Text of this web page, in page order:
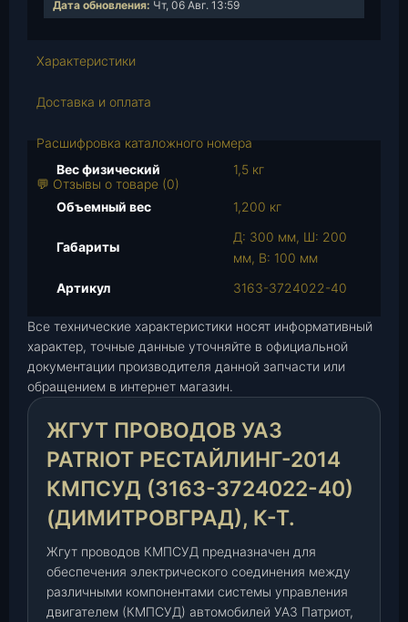
с
в
т
в
р
р
о
в
о
о
в
У
З
P
T
R
Дата обновления: Чт, 06 Авг. 13:59
Характеристики
Доставка и оплата
Расшифровка каталожного номера
💬 Отзывы о товаре (0)
Вес физический 1,5 кг
Объемный вес 1,200 кг
Габариты
Д: 300 мм, Ш: 200
мм, В: 100 мм
Артикул
3163-3724022-40
Все технические характеристики носят информативный
характер, точные данные уточняйте в официальной
документации производителя данной запчасти или
обращением в интернет магазин.
ЖГУТ ПРОВОДОВ УАЗ
PATRIOT РЕСТАЙЛИНГ-2014
КМПСУД (3163-3724022-40)
(ДИМИТРОВГРАД), К-Т.
Жгут проводов КМПСУД предназначен для
обеспечения электрического соединения между
различными компонентами системы управления
двигателем (КМПСУД) автомобилей УАЗ Патриот,